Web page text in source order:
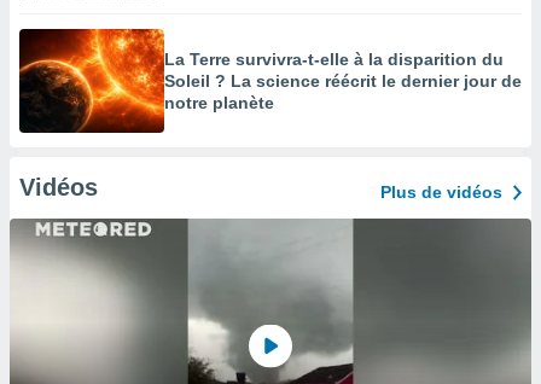
La Terre survivra-t-elle à la disparition du
Soleil ? La science réécrit le dernier jour de
notre planète
Vidéos Plus de vidéos